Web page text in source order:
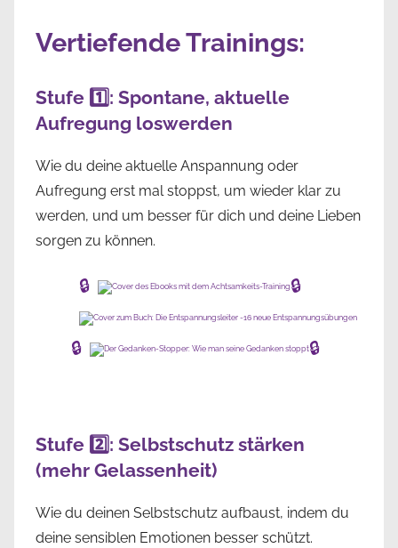
Vertiefende Trainings:
Stufe 1️⃣: Spontane, aktuelle
Aufregung loswerden
Wie du deine aktuelle Anspannung oder
Aufregung erst mal stoppst, um wieder klar zu
werden, und um besser für dich und deine Lieben
sorgen zu können.
🔒 🔒
🔒 🔒
Stufe 2️⃣: Selbstschutz stärken
(mehr Gelassenheit)
Wie du deinen Selbstschutz aufbaust, indem du
deine sensiblen Emotionen besser schützt.